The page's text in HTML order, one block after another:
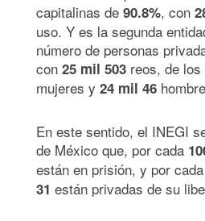
capitalinas de 90.8%, con
uso. Y es la segunda
número de personas
con 25 mil 503 reos, de
mujeres y 24 mil 46
En este sentido, el INEGI
de México que, por cada
están en prisión, y por cada
31 están privadas de su